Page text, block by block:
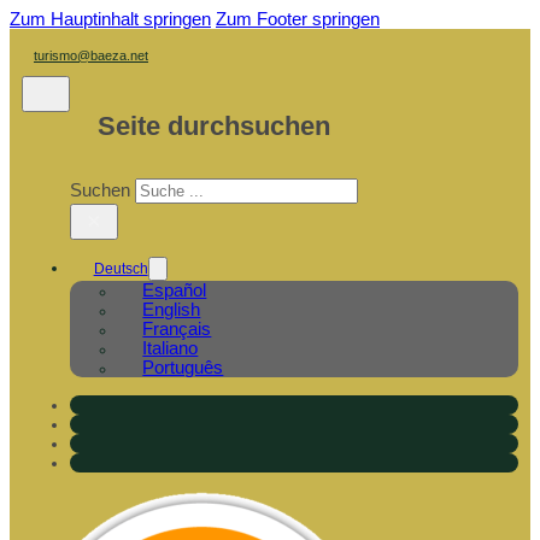
Zum Hauptinhalt springen Zum Footer springen
turismo@baeza.net
Seite durchsuchen
Suchen
Deutsch
Español
English
Français
Italiano
Português